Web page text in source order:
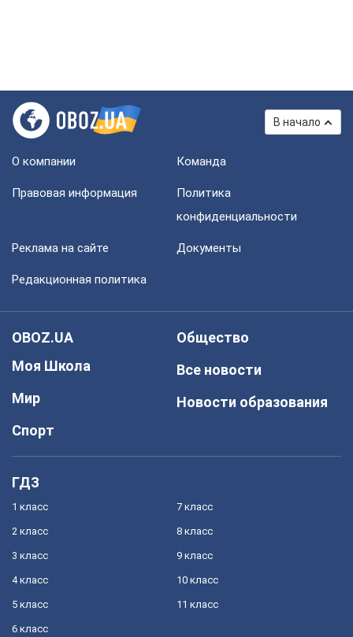
В начало
О компании Команда
Правовая информация
Политика
конфиденциальности
Реклама на сайте Документы
Редакционная политика
OBOZ.UA
Моя Школа
Мир
Спорт
Общество
Все новости
Новости образования
ГДЗ
1 класс
2 класс
3 класс
4 класс
5 класс
6 класс
7 класс
8 класс
9 класс
10 класс
11 класс